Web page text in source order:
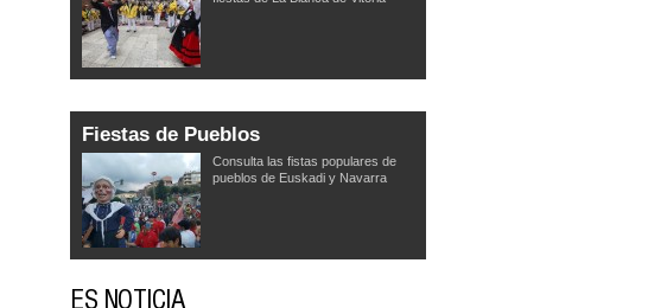
Fiestas de Pueblos
Consulta las fistas populares de
pueblos de Euskadi y Navarra
ES NOTICIA